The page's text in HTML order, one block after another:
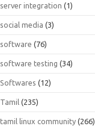
server integration (1)
social media (3)
software (76)
software testing (34)
Softwares (12)
Tamil (235)
tamil linux community (266)